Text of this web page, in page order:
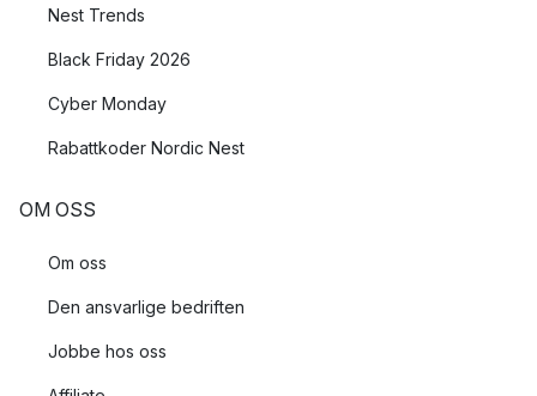
Nest Trends
Black Friday 2026
Cyber Monday
Rabattkoder Nordic Nest
OM OSS
Om oss
Den ansvarlige bedriften
Jobbe hos oss